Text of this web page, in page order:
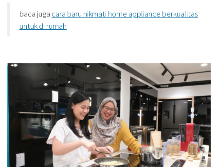
baca juga cara baru nikmati home appliance berkualitas
untuk di rumah